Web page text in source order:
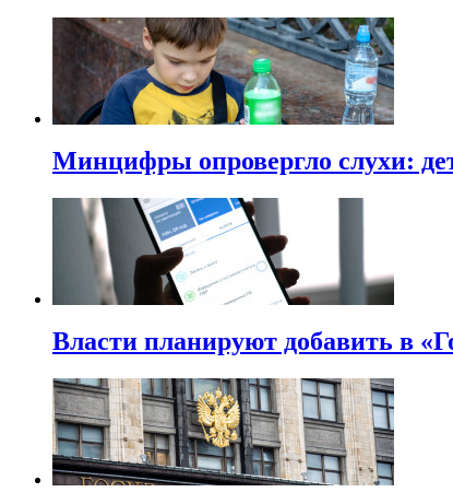
Минцифры опровергло слухи:
Власти планируют добавить в